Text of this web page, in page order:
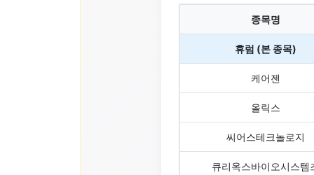
종목명
휴럼 (본 종목)
케어젠
올릭스
씨어스테크놀로지
큐리옥스바이오시스템